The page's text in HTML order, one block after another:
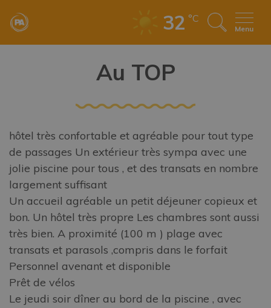
32 °C
Menu
Au TOP
hôtel très confortable et agréable pour tout type
de passages Un extérieur très sympa avec une
jolie piscine pour tous , et des transats en nombre
largement suffisant
Un accueil agréable un petit déjeuner copieux et
bon. Un hôtel très propre Les chambres sont aussi
très bien. A proximité (100 m ) plage avec
transats et parasols ,compris dans le forfait
Personnel avenant et disponible
Prêt de vélos
Le jeudi soir dîner au bord de la piscine , avec